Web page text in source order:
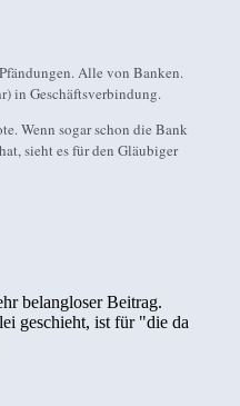
Alle von Banken.
in Geschäftsverbindung.
Wenn sogar schon die Bank
sieht es für den Gläubiger